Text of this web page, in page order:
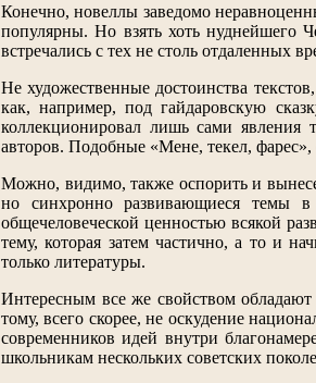
Конечно, новеллы заведомо
популярны. Но взять хоть нуднейшего
встречались с тех не столь отдаленных
Не художественные достоинства
как, например, под гайдаровскую
коллекционировал лишь сами явления
авторов. Подобные «Мене, текел, фарес»,
Можно, видимо, также оспорить и
но синхронно развивающиеся темы в
общечеловеческой ценностью всякой
тему, которая затем частично, а то и
только литературы.
Интересным все же свойством
тому, всего скорее, не оскудение
современников идей внутри
школьникам нескольких советских